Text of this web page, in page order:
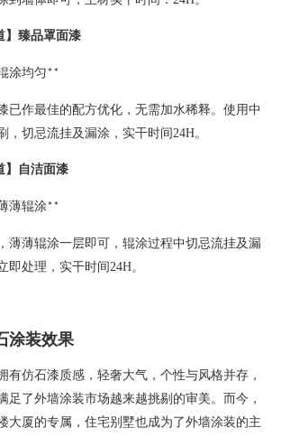
】臻品罩面漆
涂均匀**
已作最佳的配方优化，无需加水稀释。使用中
，切忌流挂及漏涂，实干时间24H。
】自洁面漆
薄辊涂**
薄薄辊涂一层即可，辊涂过程中切忌流挂及漏
即处理，实干时间24H。
涂装效果
有仿石漆质感，轻奢大气，个性与风格并存，
足了外墙涂装市场越来越挑剔的审美。而今，
大厦的专属，住宅别墅也成为了外墙涂装的主